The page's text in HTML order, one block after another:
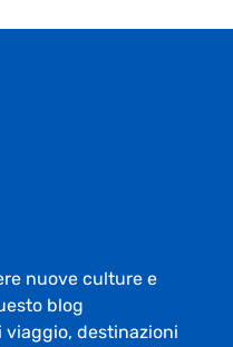
nuove culture e
blog
destinazioni